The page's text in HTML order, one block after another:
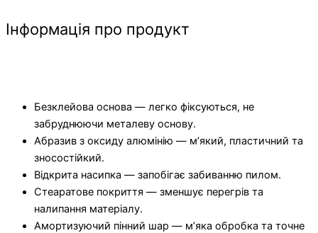
Інформація про продукт
Безклейова основа — легко фіксуються, не
забруднюючи металеву основу.
Абразив з оксиду алюмінію — м’який, пластичний та
зносостійкий.
Відкрита насипка — запобігає забиванню пилом.
Стеаратове покриття — зменшує перегрів та
налипання матеріалу.
Амортизуючий пінний шар — м’яка обробка та точне